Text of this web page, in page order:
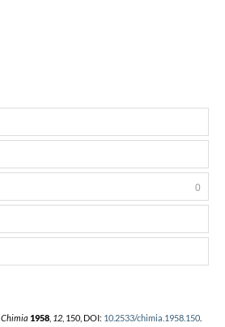
Chimia 1958, 12, 150, DOI: 10.2533/chimia.1958.150.
0